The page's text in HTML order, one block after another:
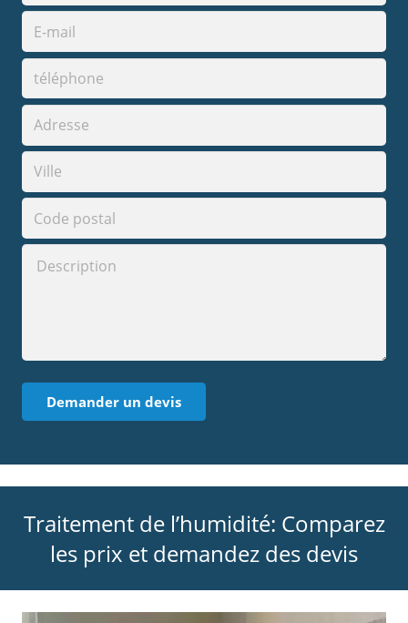
Traitement de l’humidité: Comparez
les prix et demandez des devis